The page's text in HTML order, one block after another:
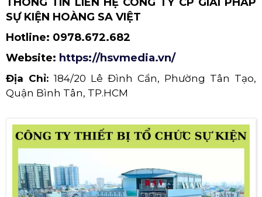
Màn Hình Led Sân Khấu Sự Kiện
Âm Thanh Ánh Sáng Thiết Bị Sự Kiện